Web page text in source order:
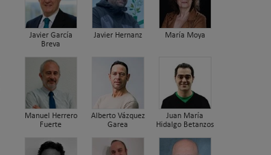
Javier García
Breva
Javier Hernanz María Moya
Manuel Herrero
Fuerte
Alberto Vázquez
Garea
Juan María
Hidalgo Betanzos